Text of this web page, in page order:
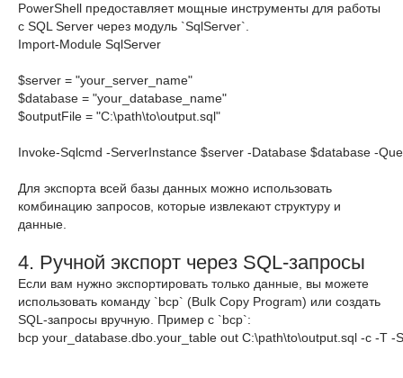
PowerShell предоставляет мощные инструменты для работы
с SQL Server через модуль `SqlServer`.
Import-Module SqlServer
$server = "your_server_name"
$database = "your_database_name"
$outputFile = "C:\path\to\output.sql"
Invoke-Sqlcmd -ServerInstance $server -Database $database -
Для экспорта всей базы данных можно использовать
комбинацию запросов, которые извлекают структуру и
данные.
4. Ручной экспорт через SQL-запросы
Если вам нужно экспортировать только данные, вы можете
использовать команду `bcp` (Bulk Copy Program) или создать
SQL-запросы вручную. Пример с `bcp`:
bcp your_database.dbo.your_table out C:\path\to\output.sql -c -T -